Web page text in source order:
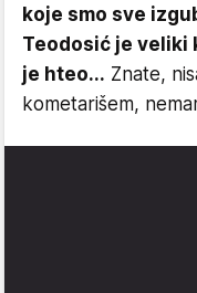
koje smo sve
Teodosić je veliki
je hteo... Znate,
kometarišem,